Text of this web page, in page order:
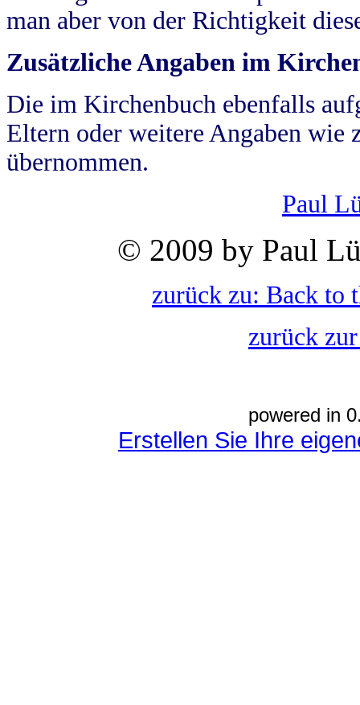
man aber von der Richtigkeit
Zusätzliche Angaben im
Die im Kirchenbuch ebenfalls
Eltern oder weitere Angaben wie
übernommen.
Paul
© 2009 by Paul
zurück zu: Back to
zurück
powered in
Erstellen Sie Ihre